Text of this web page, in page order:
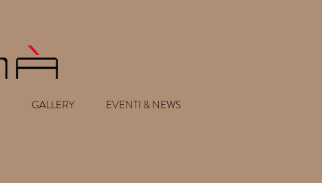
GALLERY EVENTI & NEWS